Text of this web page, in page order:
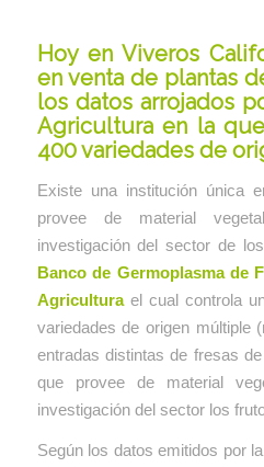
Hoy en Viveros
en venta de plantas
los datos arrojados
Agricultura en la
400 variedades de
Existe una institución única
provee de material
investigación del sector de
Banco de Germoplasma de
Agriculturael cual controla
variedades de origen múltiple
entradas distintas de fresas
que provee de material
investigación del sector los
Según los datos emitidos por